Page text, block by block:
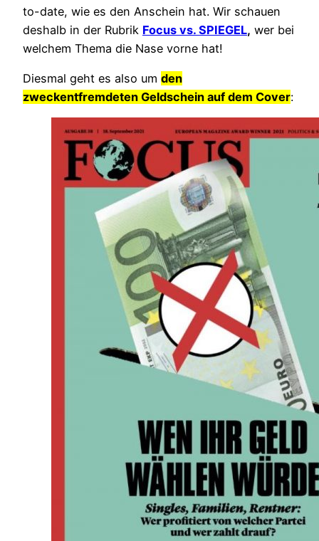
to-date, wie es den Anschein hat. Wir schauen
deshalb in der Rubrik Focus vs. SPIEGEL, wer bei
welchem Thema die Nase vorne hat!
Diesmal geht es also um den
zweckentfremdeten Geldschein auf dem Cover: